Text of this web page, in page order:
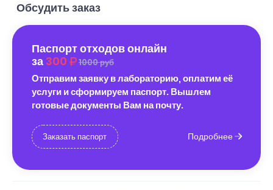
Обсудить заказ
Паспорт отходов онлайн
за 300 1000 руб
Отправим заявку в лабораторию, оплатим её
услуги и сформируем паспорт. Вышлем
готовые документы Вам на почту.
Заказать паспорт Подробнее